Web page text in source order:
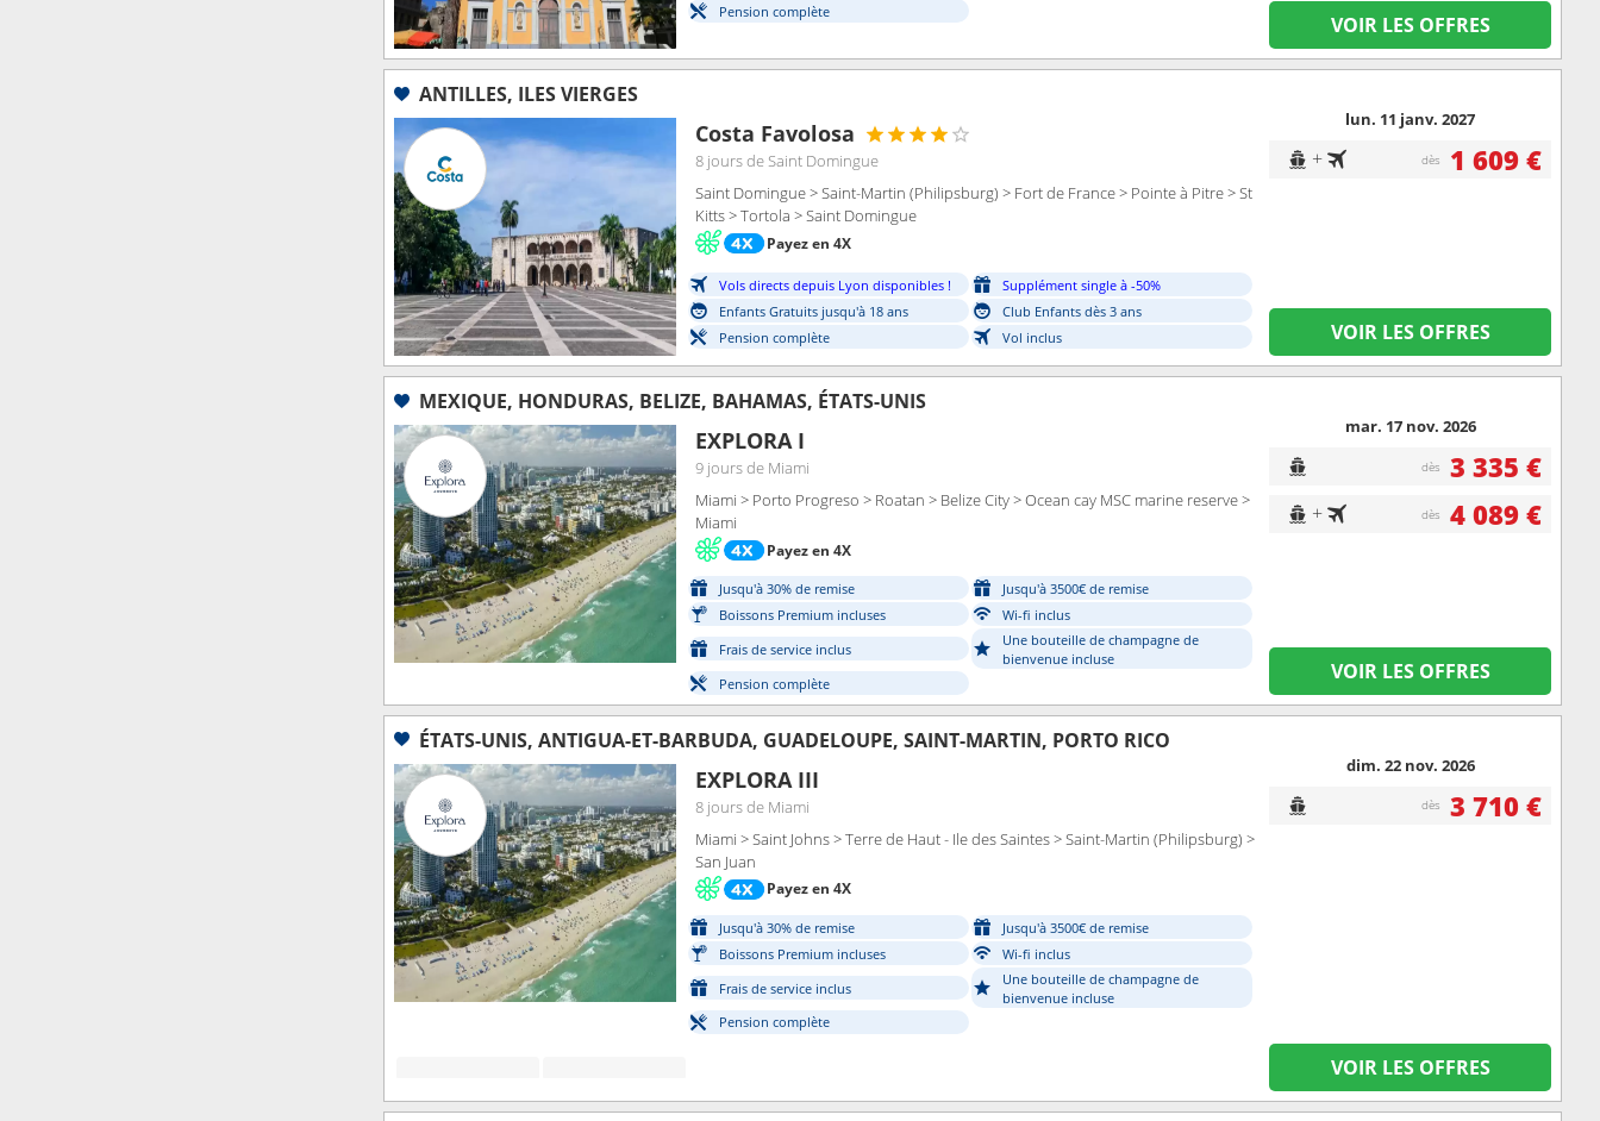
Pension complète
VOIR LES OFFRES
ANTILLES, ILES VIERGES
Costa Favolosa
8 joursde Saint Domingue
Saint Domingue > Saint-Martin (Philipsburg) > Fort de France > Pointe à Pitre > St
Kitts > Tortola > Saint Domingue
Payez en 4X
Vols directs depuis Lyon disponibles !
Supplément single à -50%
Enfants Gratuits jusqu'à 18 ans
Club Enfants dès 3 ans
Pension complète
Vol inclus
lun. 11 janv. 2027
+ dès 1 609 €
VOIR LES OFFRES
MEXIQUE, HONDURAS, BELIZE, BAHAMAS, ÉTATS-UNIS
EXPLORA I
9 joursde Miami
Miami > Porto Progreso > Roatan > Belize City > Ocean cay MSC marine reserve >
Miami
Payez en 4X
Jusqu'à 30% de remise
Jusqu'à 3500€ de remise
Boissons Premium incluses
Wi-fi inclus
Frais de service inclus
Une bouteille de champagne de
bienvenue incluse
Pension complète
mar. 17 nov. 2026
dès 3 335 €
+ dès 4 089 €
VOIR LES OFFRES
ÉTATS-UNIS, ANTIGUA-ET-BARBUDA, GUADELOUPE, SAINT-MARTIN, PORTO RICO
EXPLORA III
8 joursde Miami
Miami > Saint Johns > Terre de Haut - Ile des Saintes > Saint-Martin (Philipsburg) >
San Juan
Payez en 4X
Jusqu'à 30% de remise
Jusqu'à 3500€ de remise
Boissons Premium incluses
Wi-fi inclus
Frais de service inclus
Une bouteille de champagne de
bienvenue incluse
Pension complète
dim. 22 nov. 2026
dès 3 710 €
VOIR LES OFFRES